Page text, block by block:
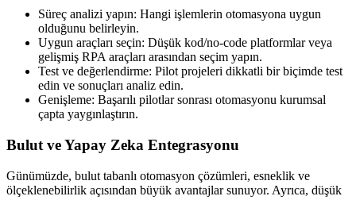
Süreç analizi yapın: Hangi işlemlerin otomasyona uygun
olduğunu belirleyin.
Uygun araçları seçin: Düşük kod/no-code platformlar veya
gelişmiş RPA araçları arasından seçim yapın.
Test ve değerlendirme: Pilot projeleri dikkatli bir biçimde test
edin ve sonuçları analiz edin.
Genişleme: Başarılı pilotlar sonrası otomasyonu kurumsal
çapta yaygınlaştırın.
Bulut ve Yapay Zeka Entegrasyonu
Günümüzde, bulut tabanlı otomasyon çözümleri, esneklik ve
ölçeklenebilirlik açısından büyük avantajlar sunuyor. Ayrıca, düşük